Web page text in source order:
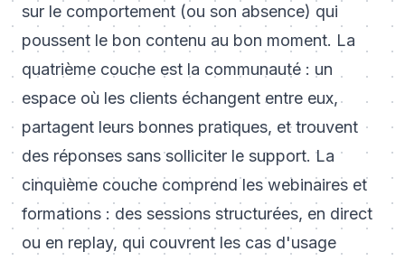
sur le comportement (ou son absence) qui
poussent le bon contenu au bon moment. La
quatrième couche est la communauté : un
espace où les clients échangent entre eux,
partagent leurs bonnes pratiques, et trouvent
des réponses sans solliciter le support. La
cinquième couche comprend les webinaires et
formations : des sessions structurées, en direct
ou en replay, qui couvrent les cas d'usage